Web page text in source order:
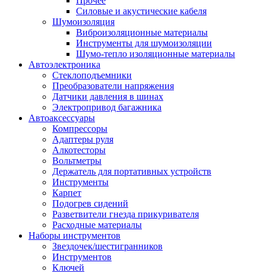
Силовые и акустические кабеля
Шумоизоляция
Виброизоляционные материалы
Инструменты для шумоизоляции
Шумо-тепло изоляционные материалы
Автоэлектроника
Стеклоподъемники
Преобразователи напряжения
Датчики давления в шинах
Электропривод багажника
Автоаксессуары
Компрессоры
Адаптеры руля
Алкотесторы
Вольтметры
Держатель для портативных устройств
Инструменты
Карпет
Подогрев сидений
Разветвители гнезда прикуривателя
Расходные материалы
Наборы инструментов
Звездочек/шестигранников
Инструментов
Ключей